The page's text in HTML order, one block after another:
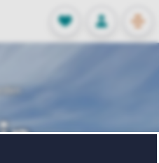
FAVORIETEN
Opgeslagen
INLOGGEN